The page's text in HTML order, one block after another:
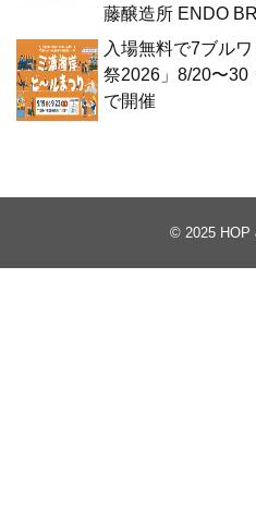
藤醸造所 ENDO
入場無料で7ブル
祭2026」8/20〜30
で開催
© 2025 HOP